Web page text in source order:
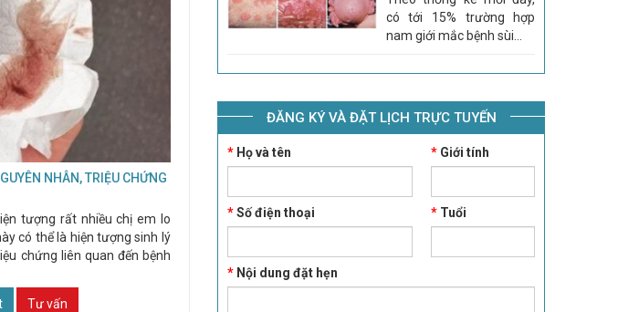
NHÂN, TRIỆU CHỨNG
tượng rất nhiều chị em lo
có thể là hiện tượng sinh lý
chứng liên quan đến bệnh
Tư vấn
có tới 15% trường hợp
nam giới mắc bệnh sùi...
ĐĂNG KÝ VÀ ĐẶT LỊCH TRỰC TUYẾN
*Họ và tên *Giới tính
*Số điện thoại *Tuổi
*Nội dung đặt hẹn